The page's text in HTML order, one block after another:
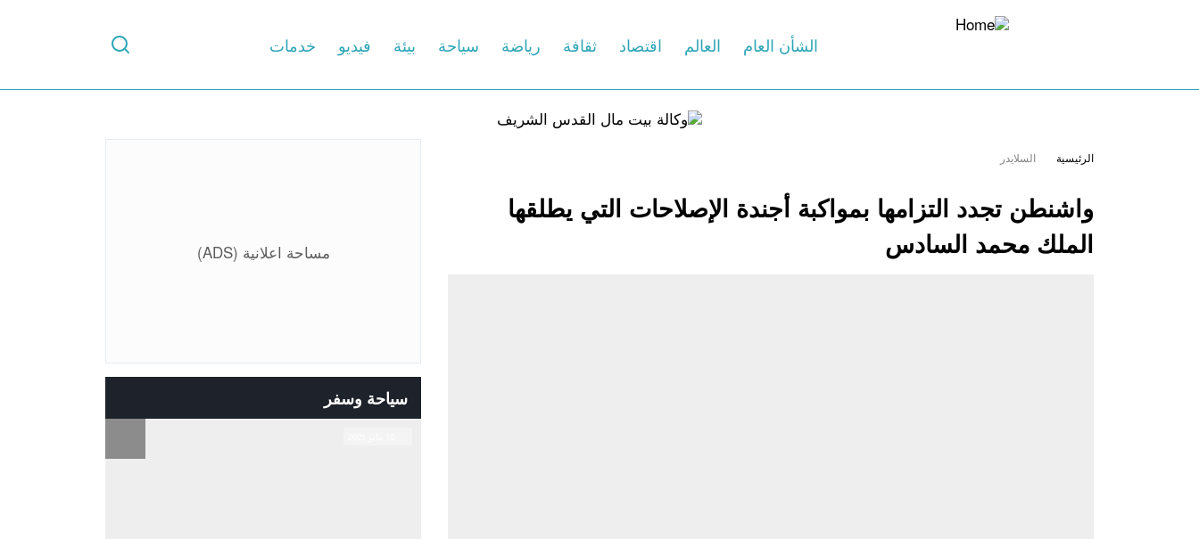
الشأن العام العالم اقتصاد ثقافة رياضة سياحة بيئة فيديو خدمات
الرئيسية السلايدر
واشنطن تجدد التزامها بمواكبة أجندة الإصلاحات التي يطلقها
الملك محمد السادس
مساحة اعلانية (ADS)
سياحة وسفر